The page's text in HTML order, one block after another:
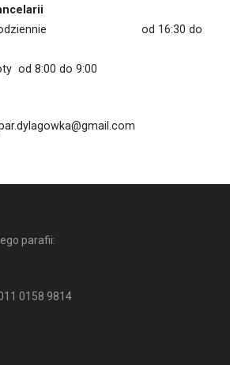
codziennie od 16:30 do
od 8:00 do 9:00
parafii:
0158 9814